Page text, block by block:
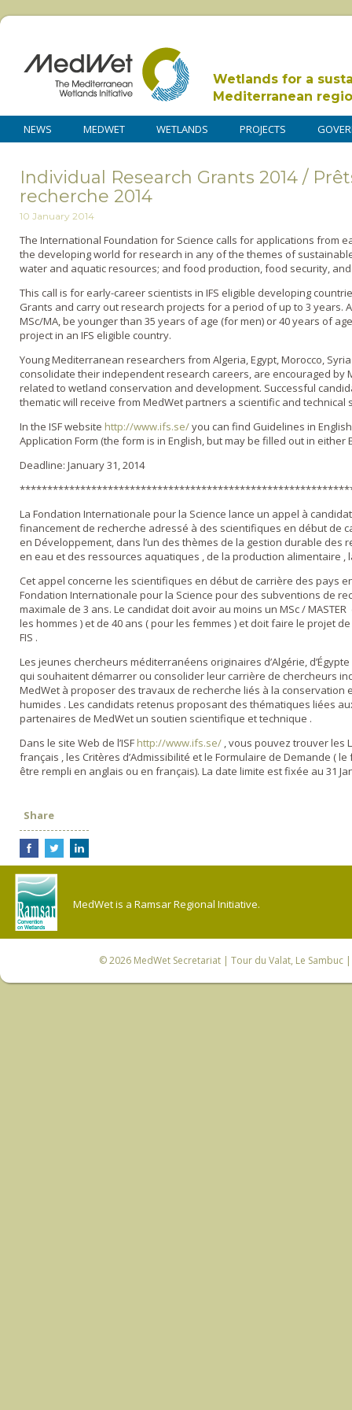
Wetlands for a
Mediterranean
NEWS MEDWET WETLANDS PROJECTS
Individual Research Grants 2014 /
recherche 2014
10 January 2014
The International Foundation for Science calls for applications from
the developing world for research in any of the themes of
water and aquatic resources; and food production, food security,
This call is for early-career scientists in IFS eligible developing
Grants and carry out research projects for a period of up to 3 years.
MSc/MA, be younger than 35 years of age (for men) or 40 years of
project in an IFS eligible country.
Young Mediterranean researchers from Algeria, Egypt, Morocco,
consolidate their independent research careers, are encouraged by
related to wetland conservation and development. Successful
thematic will receive from MedWet partners a scientific and technical
In the ISF website http://www.ifs.se/you can find Guidelines in
Application Form (the form is in English, but may be filled out in either
Deadline: January 31, 2014
La Fondation Internationale pour la Science lance un appel à
financement de recherche adressé à des scientifiques en début de
en Développement, dans l’un des thèmes de la gestion durable des
en eau et des ressources aquatiques , de la production alimentaire
Cet appel concerne les scientifiques en début de carrière des pays
Fondation Internationale pour la Science pour des subventions de
maximale de 3 ans. Le candidat doit avoir au moins un MSc /
les hommes ) et de 40 ans ( pour les femmes ) et doit faire le projet
FIS .
Les jeunes chercheurs méditerranéens originaires d’Algérie,
qui souhaitent démarrer ou consolider leur carrière de chercheurs
MedWet à proposer des travaux de recherche liés à la conservation
humides . Les candidats retenus proposant des thématiques liées
partenaires de MedWet un soutien scientifique et technique .
Dans le site Web de l’ISF http://www.ifs.se/ , vous pouvez trouver les
français , les Critères d’Admissibilité et le Formulaire de Demande (
être rempli en anglais ou en français). La date limite est fixée au 31
Share
MedWet is a Ramsar Regional Initiative.
© 2026 MedWet Secretariat| Tour du Valat, Le Sambuc